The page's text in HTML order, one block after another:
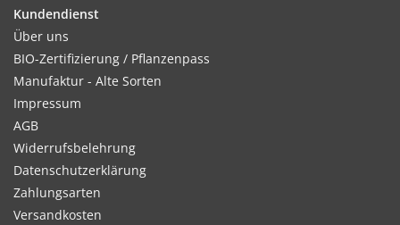
Kultur:
Direktsaat mit 10–15cm Reihenabstand.
Standort:
Sonnige, nicht zu trockene Lage. Bevorzugt schweren Boden,
nährstoffreich, feucht und humos.
Kundendienst
Über uns
BIO-Zertifizierung / Pflanzenpass
Manufaktur - Alte Sorten
Impressum
AGB
Widerrufsbelehrung
Datenschutzerklärung
Zahlungsarten
Versandkosten